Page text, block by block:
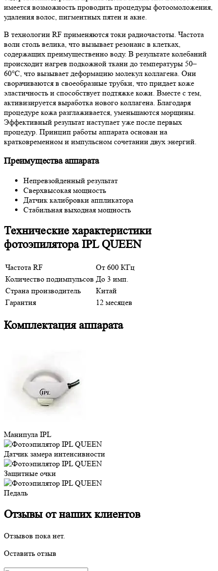
имеется возможность проводить процедуры фотоомоложения,
удаления волос, пигментных пятен и акне.
В технологии RF применяются токи радиочастоты. Частота
волн столь велика, что вызывает резонанс в клетках,
содержащих преимущественно воду. В результате колебаний
происходит нагрев подкожной ткани до температуры 50–
60°C, что вызывает деформацию молекул коллагена. Они
сворачиваются в своеобразные трубки, что придает коже
эластичность и способствует подтяжке кожи. Вместе с тем,
активизируется выработка нового коллагена. Благодаря
процедуре кожа разглаживается, уменьшаются морщины.
Эффективный результат наступает уже после первых
процедур. Принцип работы аппарата основан на
кратковременном и импульсном сочетании двух энергий.
Преимущества аппарата
Непревзойденный результат
Сверхвысокая мощность
Датчик калибровки аппликатора
Стабильная выходная мощность
Технические характеристики
фотоэпилятора IPL QUEEN
Частота RF
От 600 КГц
Количество подимпульсов До 3 имп.
Страна производитель
Китай
Гарантия
12 месяцев
Комплектация аппарата
Манипула IPL
Датчик замера интенсивности
Защитные очки
Педаль
Отзывы от наших клиентов
Отзывов пока нет.
Оставить отзыв